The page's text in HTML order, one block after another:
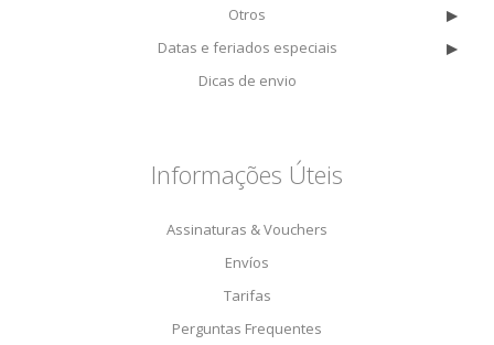
Otros
▸
Datas e feriados especiais ▸
Dicas de envio
Informações Úteis
Assinaturas & Vouchers
Envíos
Tarifas
Perguntas Frequentes